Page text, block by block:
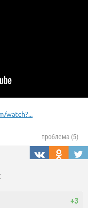
watch?...
проблема (5)
+3